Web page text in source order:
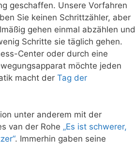
geschaffen. Unsere Vorfahren
Sie keinen Schrittzähler, aber
gehen einmal abzählen und
Schritte sie täglich gehen.
Center oder durch eine
möchte jeden
macht der Tag der
unter anderem mit der
van der Rohe „Es ist schwerer,
. Immerhin gaben seine